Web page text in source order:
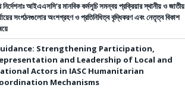
আইএএসসি’র মানবিক কর্মসূচি সমন্বয় প্রক্রিয়ার স্থানীয় ও জাতীয়
সংগঠনগুলোর অংশগ্রহণ ও প্রতিনিধিত্ব বৃদ্ধিকরণ এবং নেতৃত্ব বিকাশ
Strengthening Participation,
and Leadership of Local and
Actors in IASC Humanitarian
Mechanisms